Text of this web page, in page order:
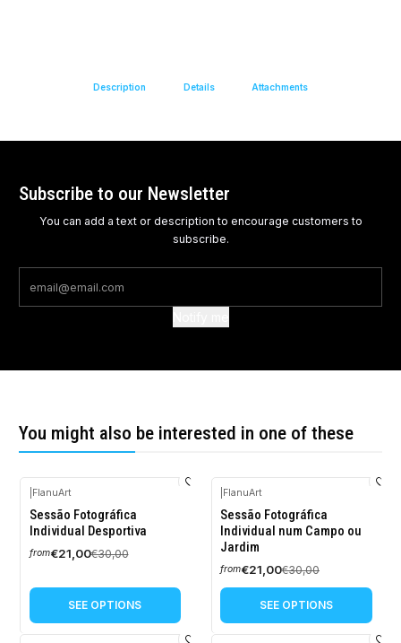
Description Details Attachments
Subscribe to our Newsletter
You can add a text or description to encourage customers to
subscribe.
You might also be interested in one of these
-30%
OFF
FlanuArt
Sessão Fotográfica
Individual Desportiva
from€21,00€30,00
SEE OPTIONS
-30%
OFF
FlanuArt
Sessão Fotográfica
Individual num Campo ou
Jardim
from€21,00€30,00
SEE OPTIONS